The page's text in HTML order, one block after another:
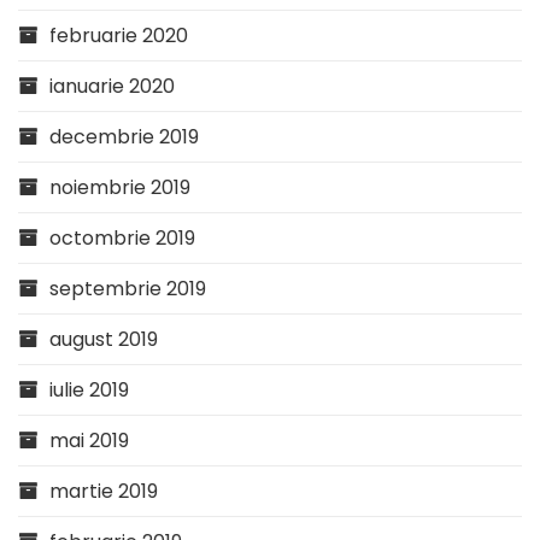
februarie 2020
ianuarie 2020
decembrie 2019
noiembrie 2019
octombrie 2019
septembrie 2019
august 2019
iulie 2019
mai 2019
martie 2019